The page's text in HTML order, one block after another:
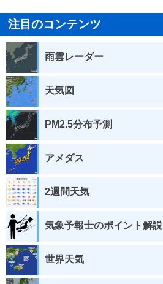
注目のコンテンツ
雨雲レーダー
天気図
PM2.5分布予測
アメダス
2週間天気
気象予報士のポイント解説
世界天気